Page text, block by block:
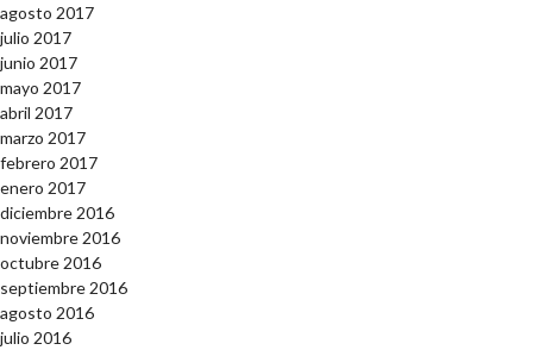
agosto 2017
julio 2017
junio 2017
mayo 2017
abril 2017
marzo 2017
febrero 2017
enero 2017
diciembre 2016
noviembre 2016
octubre 2016
septiembre 2016
agosto 2016
julio 2016